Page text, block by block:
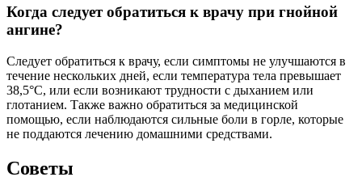
Когда следует обратиться к врачу при гнойной
ангине?
Следует обратиться к врачу, если симптомы не улучшаются в
течение нескольких дней, если температура тела превышает
38,5°C, или если возникают трудности с дыханием или
глотанием. Также важно обратиться за медицинской
помощью, если наблюдаются сильные боли в горле, которые
не поддаются лечению домашними средствами.
Советы